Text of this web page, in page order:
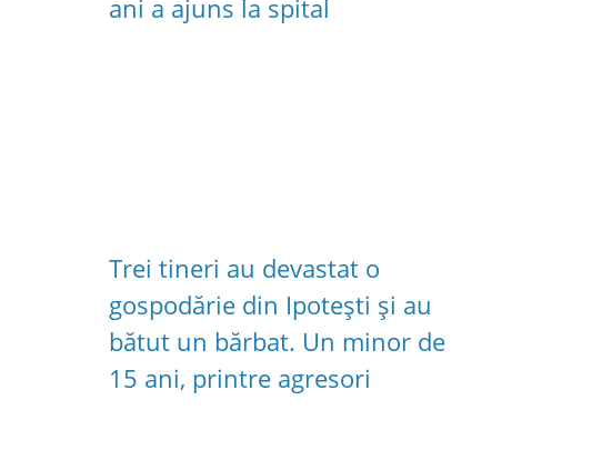
ani a ajuns la spital
Trei tineri au devastat o
gospodărie din Ipotești și au
bătut un bărbat. Un minor de
15 ani, printre agresori